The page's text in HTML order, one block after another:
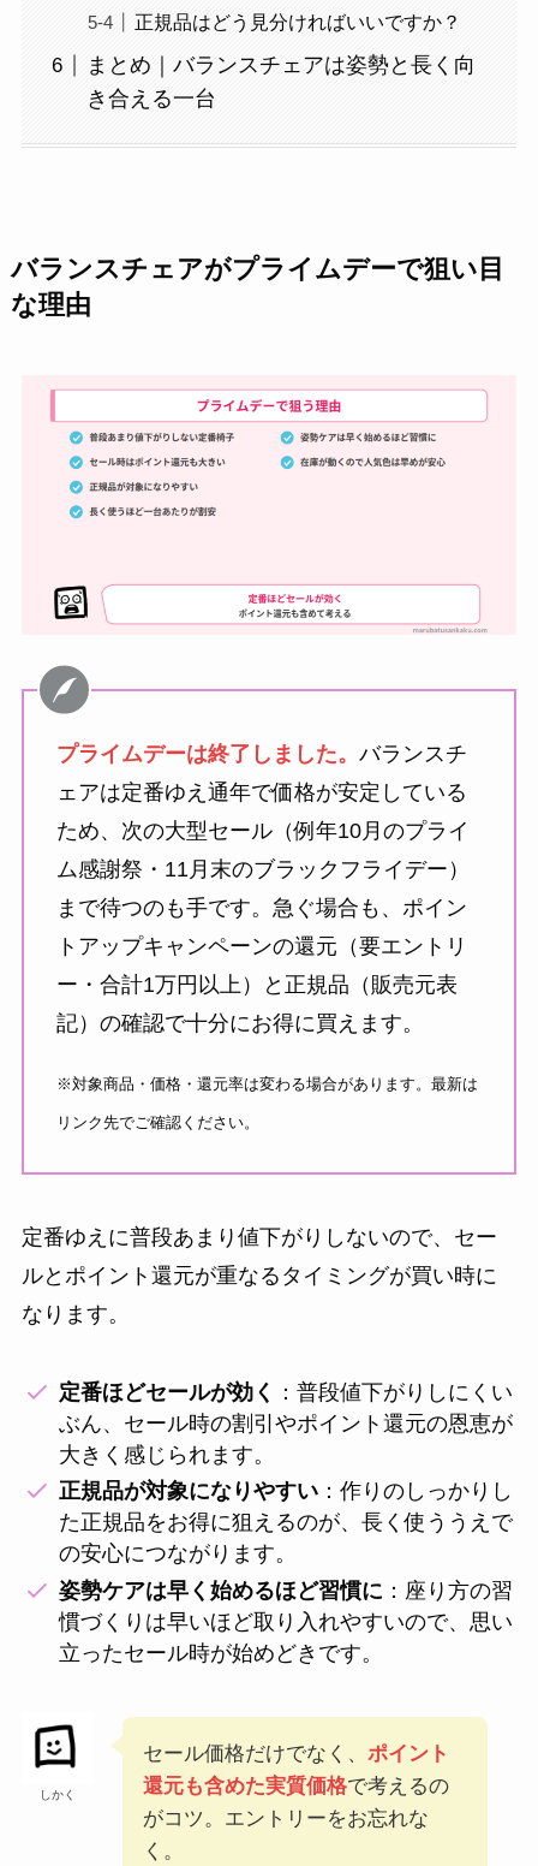
正規品はどう見分ければいいですか？
まとめ｜バランスチェアは姿勢と長く向
き合える一台
バランスチェアがプライムデーで狙い目
な理由
プライムデーは終了しました。 バランスチ
ェアは定番ゆえ通年で価格が安定している
ため、次の大型セール（例年10月のプライ
ム感謝祭・11月末のブラックフライデー）
まで待つのも手です。急ぐ場合も、ポイン
トアップキャンペーンの還元（要エントリ
ー・合計1万円以上）と正規品（販売元表
記）の確認で十分にお得に買えます。
※対象商品・価格・還元率は変わる場合があります。最新は
リンク先でご確認ください。
定番ゆえに普段あまり値下がりしないので、セー
ルとポイント還元が重なるタイミングが買い時に
なります。
定番ほどセールが効く
：普段値下がりしにくい
ぶん、セール時の割引やポイント還元の恩恵が
大きく感じられます。
正規品が対象になりやすい ：作りのしっかりし
た正規品をお得に狙えるのが、長く使ううえで
の安心につながります。
姿勢ケアは早く始めるほど習慣に ：座り方の習
慣づくりは早いほど取り入れやすいので、思い
立ったセール時が始めどきです。
しかく
セール価格だけでなく、 ポイント
還元も含めた実質価格で考えるの
がコツ。エントリーをお忘れな
く。